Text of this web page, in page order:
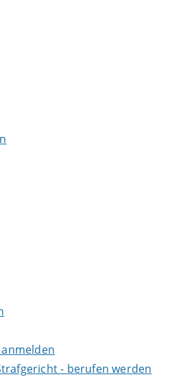
- berufen werden